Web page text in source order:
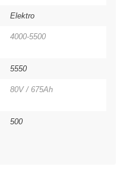
Elektro
4000-5500
5550
80V / 675Ah
500